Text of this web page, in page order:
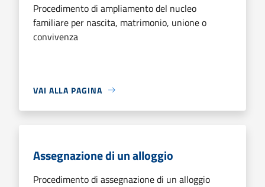
Procedimento di ampliamento del nucleo
familiare per nascita, matrimonio, unione o
convivenza
VAI ALLA PAGINA
Assegnazione di un alloggio
Procedimento di assegnazione di un alloggio